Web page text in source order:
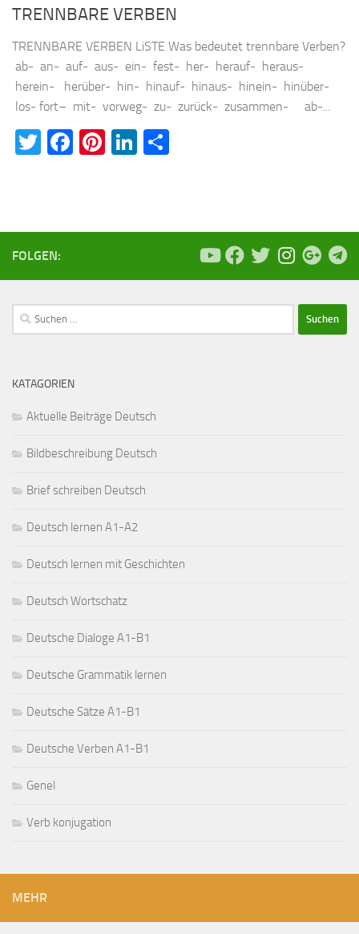
TRENNBARE VERBEN
TRENNBARE VERBEN LiSTE Was bedeutet trennbare Verben?
ab- an- auf- aus- ein- fest- her- herauf- heraus-
herein- herüber- hin- hinauf- hinaus- hinein- hinüber-
los- fort– mit- vorweg- zu- zurück- zusammen- ab-...
Twitter
Facebook
Pinterest
LinkedIn
FOLGEN:
Suchen
nach:
KATAGORIEN
Aktuelle Beiträge Deutsch
Bildbeschreibung Deutsch
Brief schreiben Deutsch
Deutsch lernen A1-A2
Deutsch lernen mit Geschichten
Deutsch Wortschatz
Deutsche Dialoge A1-B1
Deutsche Grammatik lernen
Deutsche Sätze A1-B1
Deutsche Verben A1-B1
Genel
Verb konjugation
MEHR